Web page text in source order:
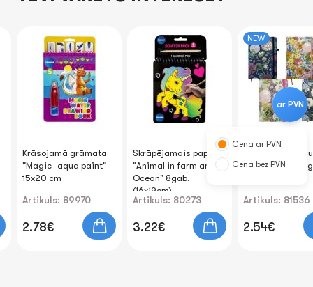
Krāsojamā grāmata
"Magic- aqua paint"
15x20 cm
Artikuls: 89970
2.78€
Skrāpējamais papīrs
"Animal in farm and in
Ocean" 8gab.
(16x19cm)
Artikuls: 80273
3.22€
NEW
Bloknots A5
cietos vākos ar
Artikuls: 81536
2.54€
ar PVN
Cena ar PVN
Cena bez PVN